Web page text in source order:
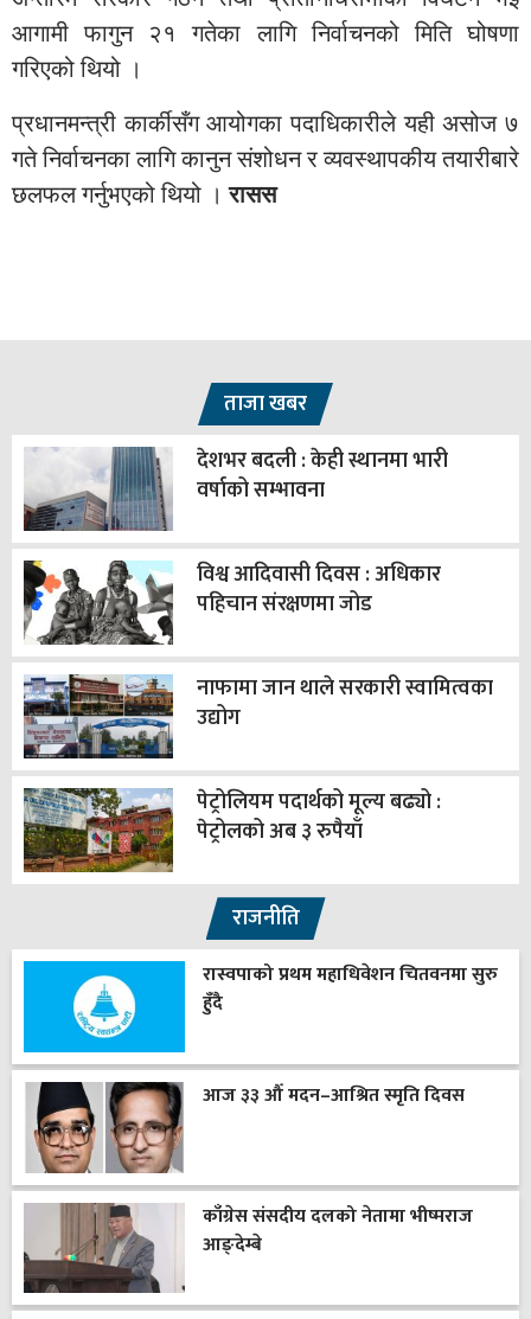
आगामी फागुन २१ गतेका लागि निर्वाचनको मिति घोषणा
गरिएको थियो ।
प्रधानमन्त्री कार्कीसँग आयोगका पदाधिकारीले यही असोज ७
गते निर्वाचनका लागि कानुन संशोधन र व्यवस्थापकीय तयारीबारे
छलफल गर्नुभएको थियो ।रासस
ताजा खबर
देशभर बदली : केही स्थानमा भारी
वर्षाको सम्भावना
विश्व आदिवासी दिवस : अधिकार
पहिचान संरक्षणमा जोड
नाफामा जान थाले सरकारी स्वामित्वका
उद्योग
पेट्रोलियम पदार्थको मूल्य बढ्यो :
पेट्रोलको अब ३ रुपैयाँ
राजनीति
रास्वपाको प्रथम महाधिवेशन चितवनमा सुरु
हुँदै
आज ३३ औँ मदन–आश्रित स्मृति दिवस
काँग्रेस संसदीय दलको नेतामा भीष्मराज
आङ्देम्बे